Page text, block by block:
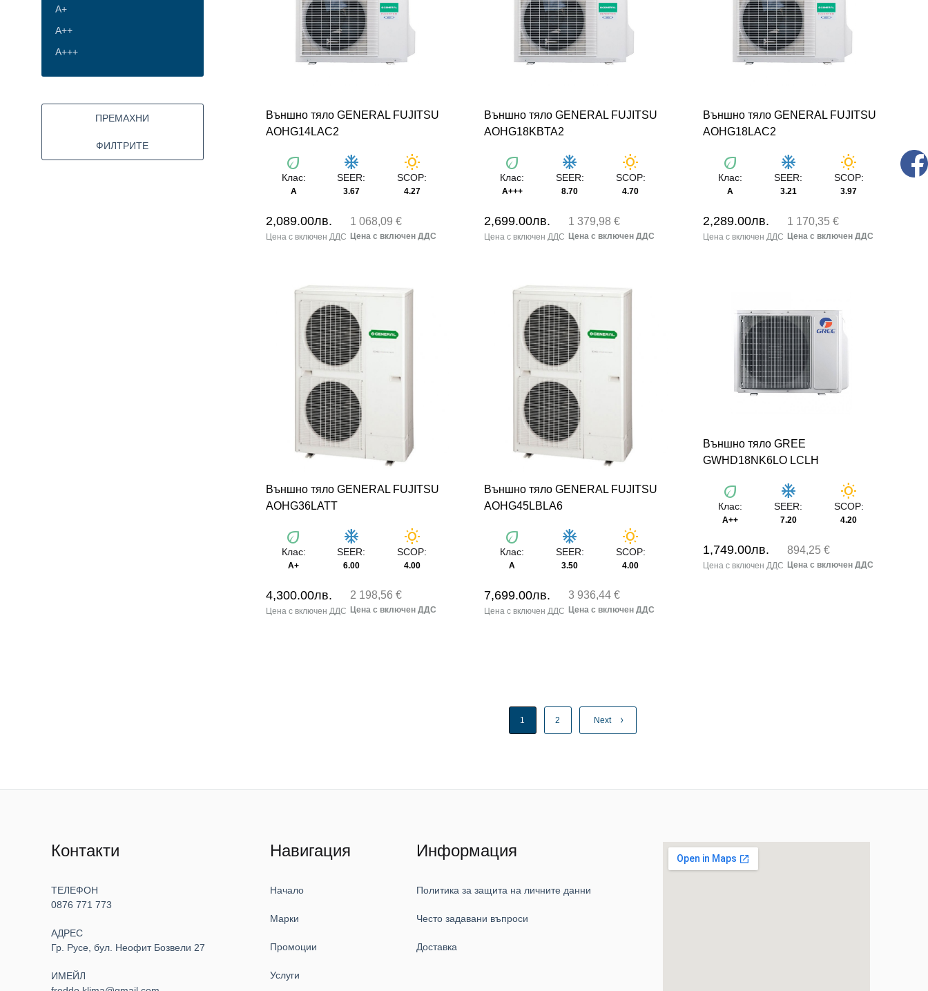
Външно тяло GENERAL FUJITSU
AOHG14LAC2
eco
Клас:
А
ac_unit
SEER:
3.67
wb_sunny
SCOP:
4.27
2,089.00лв. 1 068,09 €
Външно тяло GENERAL FUJITSU
AOHG18KBTA2
eco
Клас:
A+++
ac_unit
SEER:
8.70
wb_sunny
SCOP:
4.70
2,699.00лв. 1 379,98 €
Външно тяло GENERAL FUJITSU
AOHG18LAC2
eco
Клас:
А
ac_unit
SEER:
3.21
wb_sunny
SCOP:
3.97
2,289.00лв. 1 170,35 €
Външно тяло GENERAL FUJITSU
AOHG36LATT
eco
Клас:
А+
ac_unit
SEER:
6.00
wb_sunny
SCOP:
4.00
4,300.00лв. 2 198,56 €
Външно тяло GENERAL FUJITSU
AOHG45LBLA6
eco
Клас:
А
ac_unit
SEER:
3.50
wb_sunny
SCOP:
4.00
7,699.00лв. 3 936,44 €
Външно тяло GREE
GWHD18NK6LO LCLH
eco
Клас:
A++
ac_unit
SEER:
7.20
wb_sunny
SCOP:
4.20
1,749.00лв. 894,25 €
1 2 Next
А+
A++
A+++
ПРЕМАХНИ
ФИЛТРИТЕ
Контакти
ТЕЛЕФОН
0876 771 773
АДРЕС
Гр. Русе, бул. Неофит Бозвели 27
ИМЕЙЛ
Навигация
Начало
Марки
Промоции
Услуги
Информация
Политика за защита на личните данни
Често задавани въпроси
Доставка